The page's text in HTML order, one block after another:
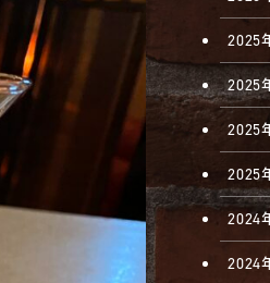
2025
2025
2025
2025
2024
2024